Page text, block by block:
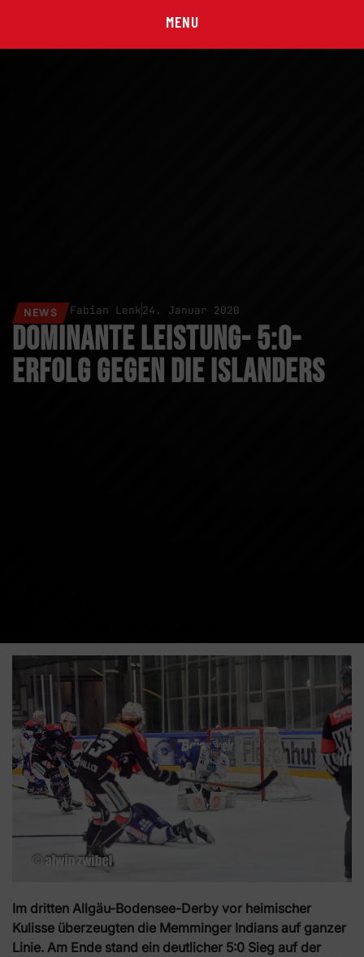
MENU
NEWS Fabian Lenk24. Januar 2020
Dominante Leistung- 5:0-
Erfolg gegen die Islanders
Im dritten Allgäu-Bodensee-Derby vor heimischer
Kulisse überzeugten die Memminger Indians auf ganzer
Linie. Am Ende stand ein deutlicher 5:0 Sieg auf der